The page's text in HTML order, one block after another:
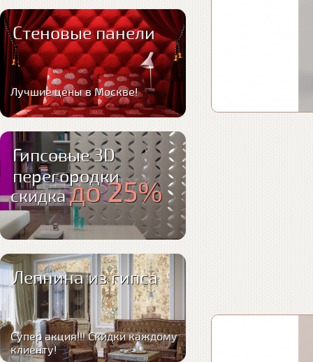
Стеновые панели
Лучшие цены в Москве!
Гипсовые 3D
перегородки
скидкадо 25%
Лепнина из гипса
Супер акция!!! Скидки каждому
клиенту!